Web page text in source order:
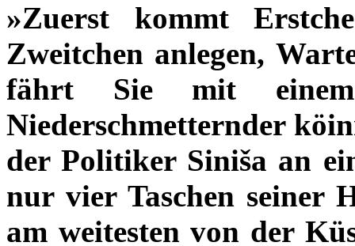
»Zuerst kommt
Zweitchen anlegen,
fährt Sie mit
Niederschmetternder
der Politiker Siniša an
nur vier Taschen seiner
am weitesten von der